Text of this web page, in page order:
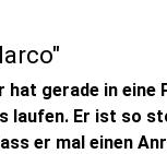
hat gerade in
Er ist so
er mal einen